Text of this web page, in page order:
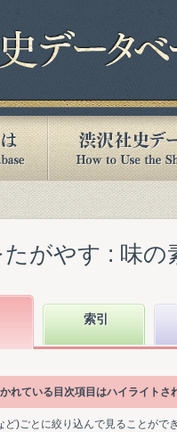
がやす : 味の
索引
れている目次項目はハイライトさ
)ごとに絞り込んで見ることがで